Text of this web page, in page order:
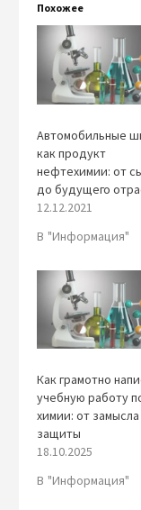
Похожее
Автомобильные
как продукт
нефтехимии: от
до будущего
12.12.2021
В "Информация"
Как грамотно
учебную работу
химии: от
защиты
18.10.2025
В "Информация"